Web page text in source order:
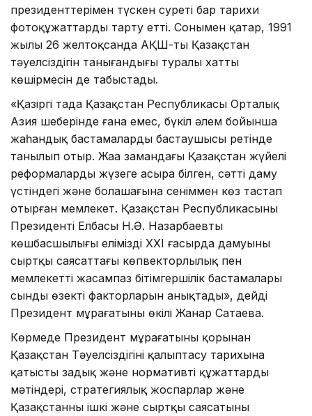
президенттерімен түскен суреті бар тарихи
фотоқұжаттарды тарту етті. Сонымен қатар, 1991
жылы 26 желтоқсанда АҚШ-тың Қазақстан
тәуелсіздігін танығандығы туралы хаттың
көшірмесін де табыстады.
«Қазіргі таңда Қазақстан Республикасы Орталық
Азия шеңберінде ғана емес, бүкіл әлем бойынша
жаһандық бастамалардың бастаушысы ретінде
танылып отыр. Жаңа замандағы Қазақстан жүйелі
реформаларды жүзеге асыра білген, сәтті даму
үстіндегі және болашағына сеніммен көз тастап
отырған мемлекет. Қазақстан Республикасының
Президенті Елбасы Н.Ә. Назарбаевтың
көшбасшылығы еліміздің ХХІ ғасырда дамуының
сыртқы саясаттағы көпвекторлылық пен
мемлекеттің жасампаз бітімгершілік бастамалары
сынды өзекті факторларын анықтады», дейді
Президент мұрағатының өкілі Жанар Сатаева.
Көрмеде Президент мұрағатының қорынан
Қазақстан Тәуелсіздігінің қалыптасу тарихына
қатысты заңдық және нормативті құжаттардың
мәтіндері, стратегиялық жоспарлар және
Қазақстанның ішкі және сыртқы саясатының